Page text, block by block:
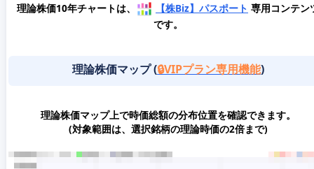
理論株価10年チャートは、 【株Biz】パスポート 専用コンテン
です。
理論株価マップ (🔒VIPプラン専用機能)
理論株価マップ上で時価総額の分布位置を確認できます。
(対象範囲は、選択銘柄の理論時価の2倍まで)